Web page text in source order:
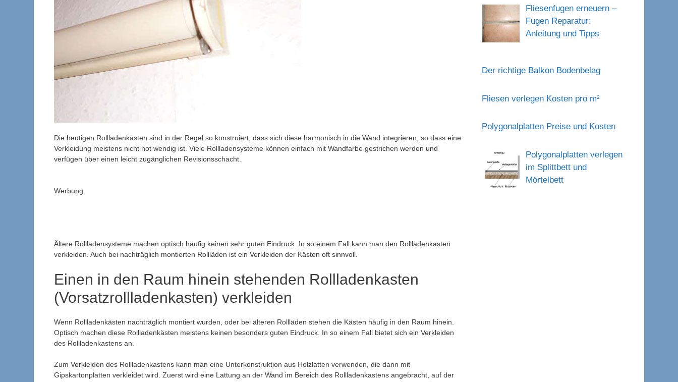
Die heutigen Rollladenkästen sind in der Regel so konstruiert, dass sich diese harmonisch in die Wand integrieren, so dass eine
Verkleidung meistens nicht not wendig ist. Viele Rollladensysteme können einfach mit Wandfarbe gestrichen werden und
verfügen über einen leicht zugänglichen Revisionsschacht.
Werbung
Ältere Rollladensysteme machen optisch häufig keinen sehr guten Eindruck. In so einem Fall kann man den Rollladenkasten
verkleiden. Auch bei nachträglich montierten Rollläden ist ein Verkleiden der Kästen oft sinnvoll.
Einen in den Raum hinein stehenden Rollladenkasten
(Vorsatzrollladenkasten) verkleiden
Wenn Rollladenkästen nachträglich montiert wurden, oder bei älteren Rollläden stehen die Kästen häufig in den Raum hinein.
Optisch machen diese Rollladenkästen meistens keinen besonders guten Eindruck. In so einem Fall bietet sich ein Verkleiden
des Rollladenkastens an.
Zum Verkleiden des Rollladenkastens kann man eine Unterkonstruktion aus Holzlatten verwenden, die dann mit
Gipskartonplatten verkleidet wird. Zuerst wird eine Lattung an der Wand im Bereich des Rollladenkastens angebracht, auf der
Fliesenfugen erneuern –
Fugen Reparatur:
Anleitung und Tipps
Der richtige Balkon Bodenbelag
Fliesen verlegen Kosten pro m²
Polygonalplatten Preise und Kosten
Polygonalplatten verlegen
im Splittbett und
Mörtelbett